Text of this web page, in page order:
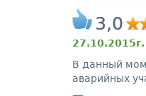
3,0
В данный
аварийных